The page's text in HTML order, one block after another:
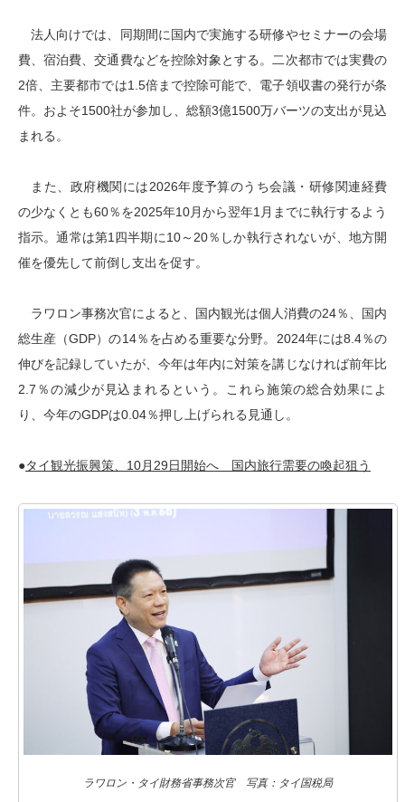
法人向けでは、同期間に国内で実施する研修やセミナーの会場
費、宿泊費、交通費などを控除対象とする。二次都市では実費の
2倍、主要都市では1.5倍まで控除可能で、電子領収書の発行が条
件。およそ1500社が参加し、総額3億1500万バーツの支出が見込
まれる。
また、政府機関には2026年度予算のうち会議・研修関連経費
の少なくとも60％を2025年10月から翌年1月までに執行するよう
指示。通常は第1四半期に10～20％しか執行されないが、地方開
催を優先して前倒し支出を促す。
ラワロン事務次官によると、国内観光は個人消費の24％、国内
総生産（GDP）の14％を占める重要な分野。2024年には8.4％の
伸びを記録していたが、今年は年内に対策を講じなければ前年比
2.7％の減少が見込まれるという。これら施策の総合効果によ
り、今年のGDPは0.04％押し上げられる見通し。
●タイ観光振興策、10月29日開始へ 国内旅行需要の喚起狙う
ラワロン・タイ財務省事務次官 写真：タイ国税局